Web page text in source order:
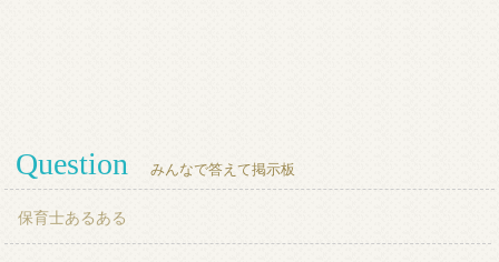
Question みんなで答えて掲示板
保育士あるある